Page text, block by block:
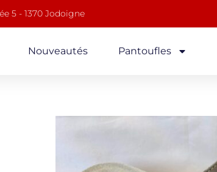
5 - 1370 Jodoigne
Nouveautés Pantoufles